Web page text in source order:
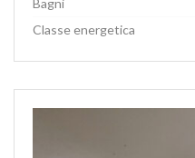
Bagni
Classe energetica